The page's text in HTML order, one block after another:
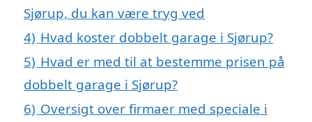
Sjørup, du kan være tryg ved
4) Hvad koster dobbelt garage i Sjørup?
5) Hvad er med til at bestemme prisen på
dobbelt garage i Sjørup?
6) Oversigt over firmaer med speciale i